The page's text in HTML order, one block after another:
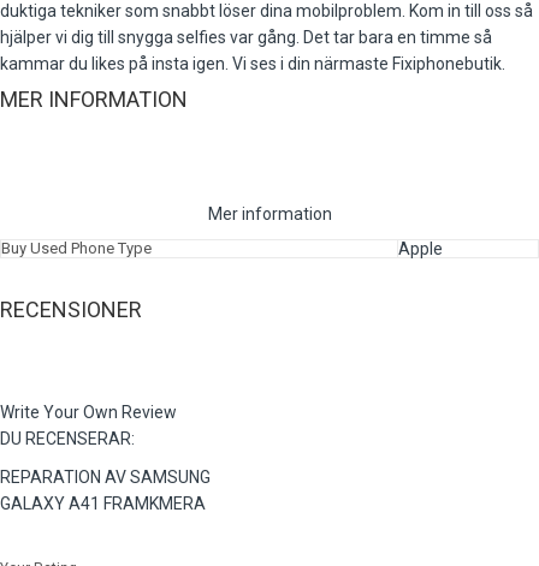
duktiga tekniker som snabbt löser dina mobilproblem. Kom in till oss så
hjälper vi dig till snygga selfies var gång. Det tar bara en timme så
kammar du likes på insta igen. Vi ses i din närmaste Fixiphonebutik.
MER INFORMATION
Mer information
Buy Used Phone Type Apple
RECENSIONER
Write Your Own Review
DU RECENSERAR:
REPARATION AV SAMSUNG
GALAXY A41 FRAMKMERA